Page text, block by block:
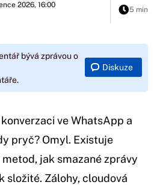
2026, 16:00
5 min
bývá zprávou o
Diskuze
ve WhatsApp a
pryč? Omyl. Existuje
jak smazané zprávy
složité. Zálohy, cloudová